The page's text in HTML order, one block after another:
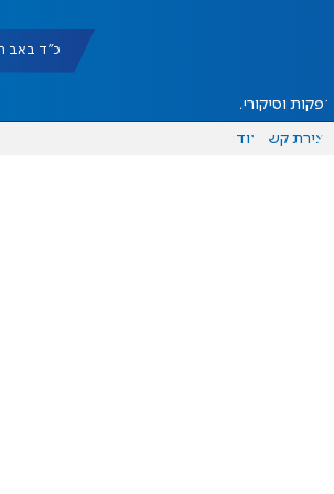
כ"ד באב תשפ"ו
הפקות וסיקורים
יצירת קשר עוד